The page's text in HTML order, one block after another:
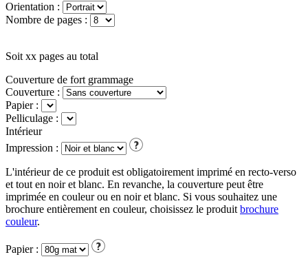
Orientation :
Nombre de pages :
Soitxx pages au total
Couverture de fort grammage
Couverture :
Papier :
Pelliculage :
Intérieur
Impression :
L'intérieur de ce produit est obligatoirement imprimé en recto-verso
et tout en noir et blanc. En revanche, la couverture peut être
imprimée en couleur ou en noir et blanc. Si vous souhaitez une
brochure entièrement en couleur, choisissez le produitbrochure
couleur.
Papier :